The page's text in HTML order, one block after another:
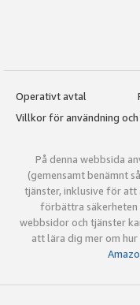
Operativt avtal
Villkor för användning
På denna webbsida
(gemensamt benämnt
tjänster, inklusive för att
förbättra säkerheten
webbsidor och tjänster
att lära dig mer om